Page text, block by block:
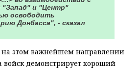
"Запад" и "Центр"
освободить
Донбасса", - сказал
на этом важнейшем направлении
демонстрирует хороший